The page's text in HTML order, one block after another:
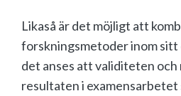
Likaså är det möjligt att
forskningsmetoder inom sitt
det anses att validiteten
resultaten i examensarbetet